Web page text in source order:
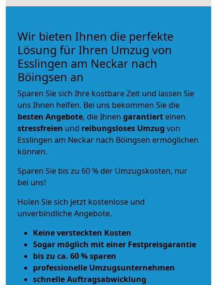
Wir bieten Ihnen die perfekte
Lösung für Ihren Umzug von
Esslingen am Neckar nach
Böingsen an
Sparen Sie sich Ihre kostbare Zeit und lassen Sie
uns Ihnen helfen. Bei uns bekommen Sie die
besten Angebote, die Ihnen garantiert einen
stressfreien und reibungsloses Umzug von
Esslingen am Neckar nach Böingsen ermöglichen
können.
Sparen Sie bis zu 60 % der Umzugskosten, nur
bei uns!
Holen Sie sich jetzt kostenlose und
unverbindliche Angebote.
Keine versteckten Kosten
Sogar möglich mit einer Festpreisgarantie
bis zu ca. 60 % sparen
professionelle Umzugsunternehmen
schnelle Auftragsabwicklung